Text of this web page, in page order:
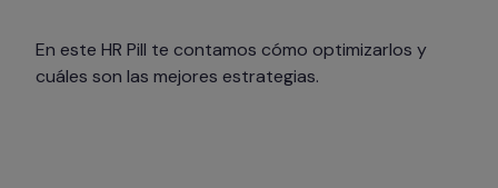
En este HR Pill te contamos cómo optimizarlos y
cuáles son las mejores estrategias.